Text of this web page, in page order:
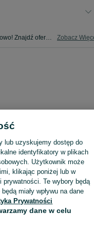
Szukasz nowej pracy? Pomożemy Ci zawodowo! Znajdź ofertę dla siebie w kategorii Praca na OLX - Wypaleniska i okolice! Zobacz
lub uzyskujemy dostęp do
identyfikatory w plikach
Użytkownik może
klikając poniżej lub w
prywatności. Te wybory będą
miały wpływu na dane
Prywatności
dane w celu